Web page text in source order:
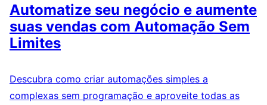
Automatize seu negócio e aumente
suas vendas com Automação Sem
Limites
Descubra como criar automações simples a
complexas sem programação e aproveite todas as